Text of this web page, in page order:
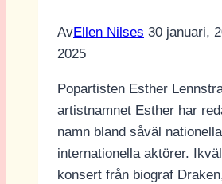
AvEllen Nilses 30 januari,
2025
Popartisten Esther
artistnamnet Esther har
namn bland såväl
internationella aktörer.
konsert från biograf